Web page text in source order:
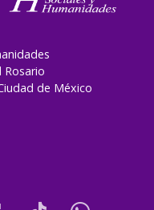
Rosario
de México